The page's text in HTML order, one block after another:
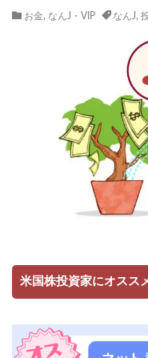
お金, なんJ・VIP なんJ,
米国株投資家にオスス